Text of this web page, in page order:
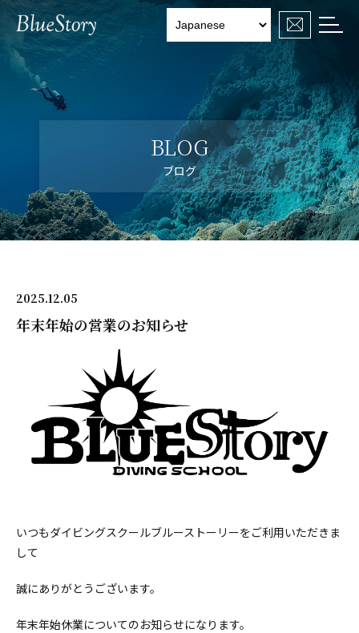

BLOG
ブログ
2025.12.05
年末年始の営業のお知らせ
いつもダイビングスクールブルーストーリーをご利用いただきま
して
誠にありがとうございます。
年末年始休業についてのお知らせになります。